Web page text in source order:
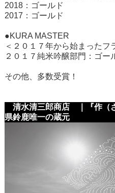
2018：ゴールド
2017：ゴールド
●KURA MASTER
＜２０１７年から始まったフ
２０１７純米吟醸部門：ゴー
その他、多数受賞！
清水清三郎商店 ｜『作（
県鈴鹿唯一の蔵元